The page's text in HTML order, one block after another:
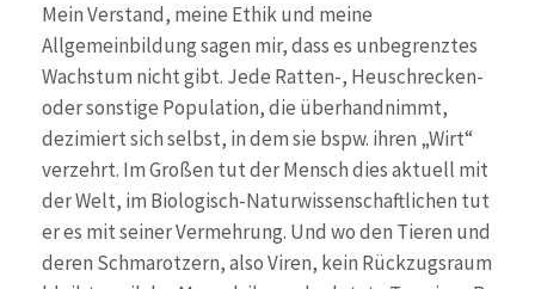
Mein Verstand, meine Ethik und meine
Allgemeinbildung sagen mir, dass es unbegrenztes
Wachstum nicht gibt. Jede Ratten-, Heuschrecken-
oder sonstige Population, die überhandnimmt,
dezimiert sich selbst, in dem sie bspw. ihren „Wirt“
verzehrt. Im Großen tut der Mensch dies aktuell mit
der Welt, im Biologisch-Naturwissenschaftlichen tut
er es mit seiner Vermehrung. Und wo den Tieren und
deren Schmarotzern, also Viren, kein Rückzugsraum